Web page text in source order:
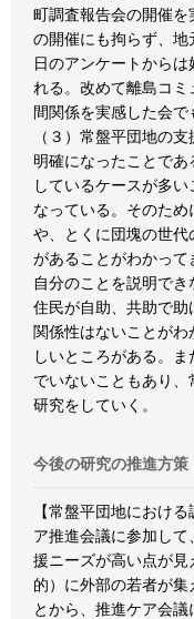
町調査報告会の開催を
の開催にも拘らず、地
日のアンケートから
れる。改めて離島コミ
間関係を実感した会で
（３）常盤平団地の
明確になったことで
しているケースが多
なっている。そのた
や、とくに団塊の世
があることがわかって
自分のことを説明で
住民が自助、共助で
関係性はないことが
しいところがある。
でいないこともあり
研究をしていく。
今後の研究の推進方策
【常盤平団地におけ
ア推進会議に参加し
援ニーズが高い点が
的）に外部の若者が集
とから、推進ケア会